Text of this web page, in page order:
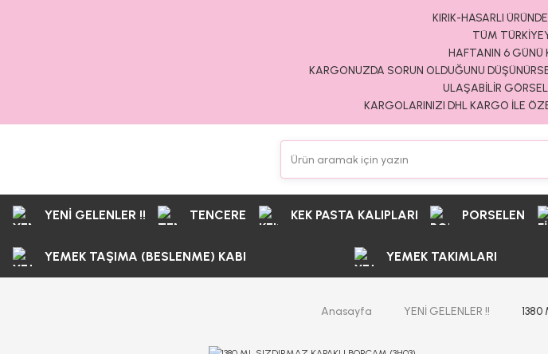
KIRIK-HASARLI
TÜM
HAFTANIN 6 GÜNÜ
KARGONUZDA SORUN OLDUĞUNU
ULAŞABİLİR
KARGOLARINIZI DHL KARGO İLE
YENİ GELENLER !! TENCERE KEK PASTA KALIPLARI PORSELEN
YEMEK TAŞIMA (BESLENME) KABI YEMEK TAKIMLARI
Anasayfa YENİ GELENLER !! 1380